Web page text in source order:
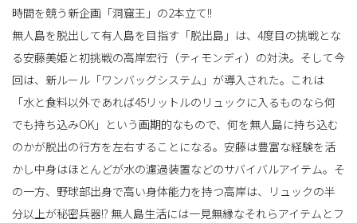
時間を競う新企画「洞窟王」の2本立て!!
無人島を脱出して有人島を目指す「脱出島」は、4度目の挑戦とな
る安藤美姫と初挑戦の高岸宏行（ティモンディ）の対決。そして今
回は、新ルール「ワンバッグシステム」が導入された。これは
「水と食料以外であれば45リットルのリュックに入るものなら何
でも持ち込みOK」という画期的なもので、何を無人島に持ち込む
のかが脱出の行方を左右することになる。安藤は豊富な経験を活
かし中身はほとんどが水の濾過装置などのサバイバルアイテム。そ
の一方、野球部出身で高い身体能力を持つ高岸は、リュックの半
分以上が秘密兵器!? 無人島生活には一見無縁なそれらアイテムとフ